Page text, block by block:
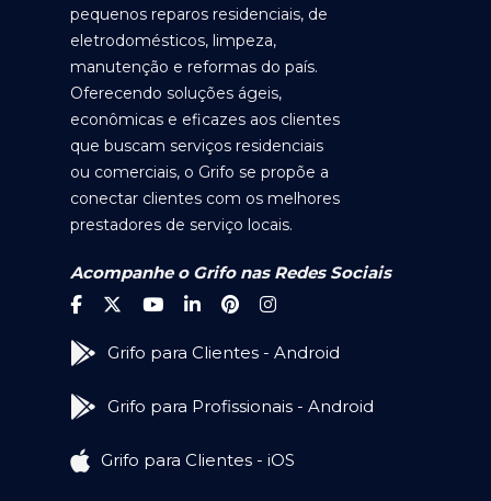
pequenos reparos residenciais, de
eletrodomésticos, limpeza,
manutenção e reformas do país.
Oferecendo soluções ágeis,
econômicas e eficazes aos clientes
que buscam serviços residenciais
ou comerciais, o Grifo se propõe a
conectar clientes com os melhores
prestadores de serviço locais.
Acompanhe o Grifo nas Redes Sociais
Grifo para Clientes - Android
Grifo para Profissionais - Android
Grifo para Clientes - iOS